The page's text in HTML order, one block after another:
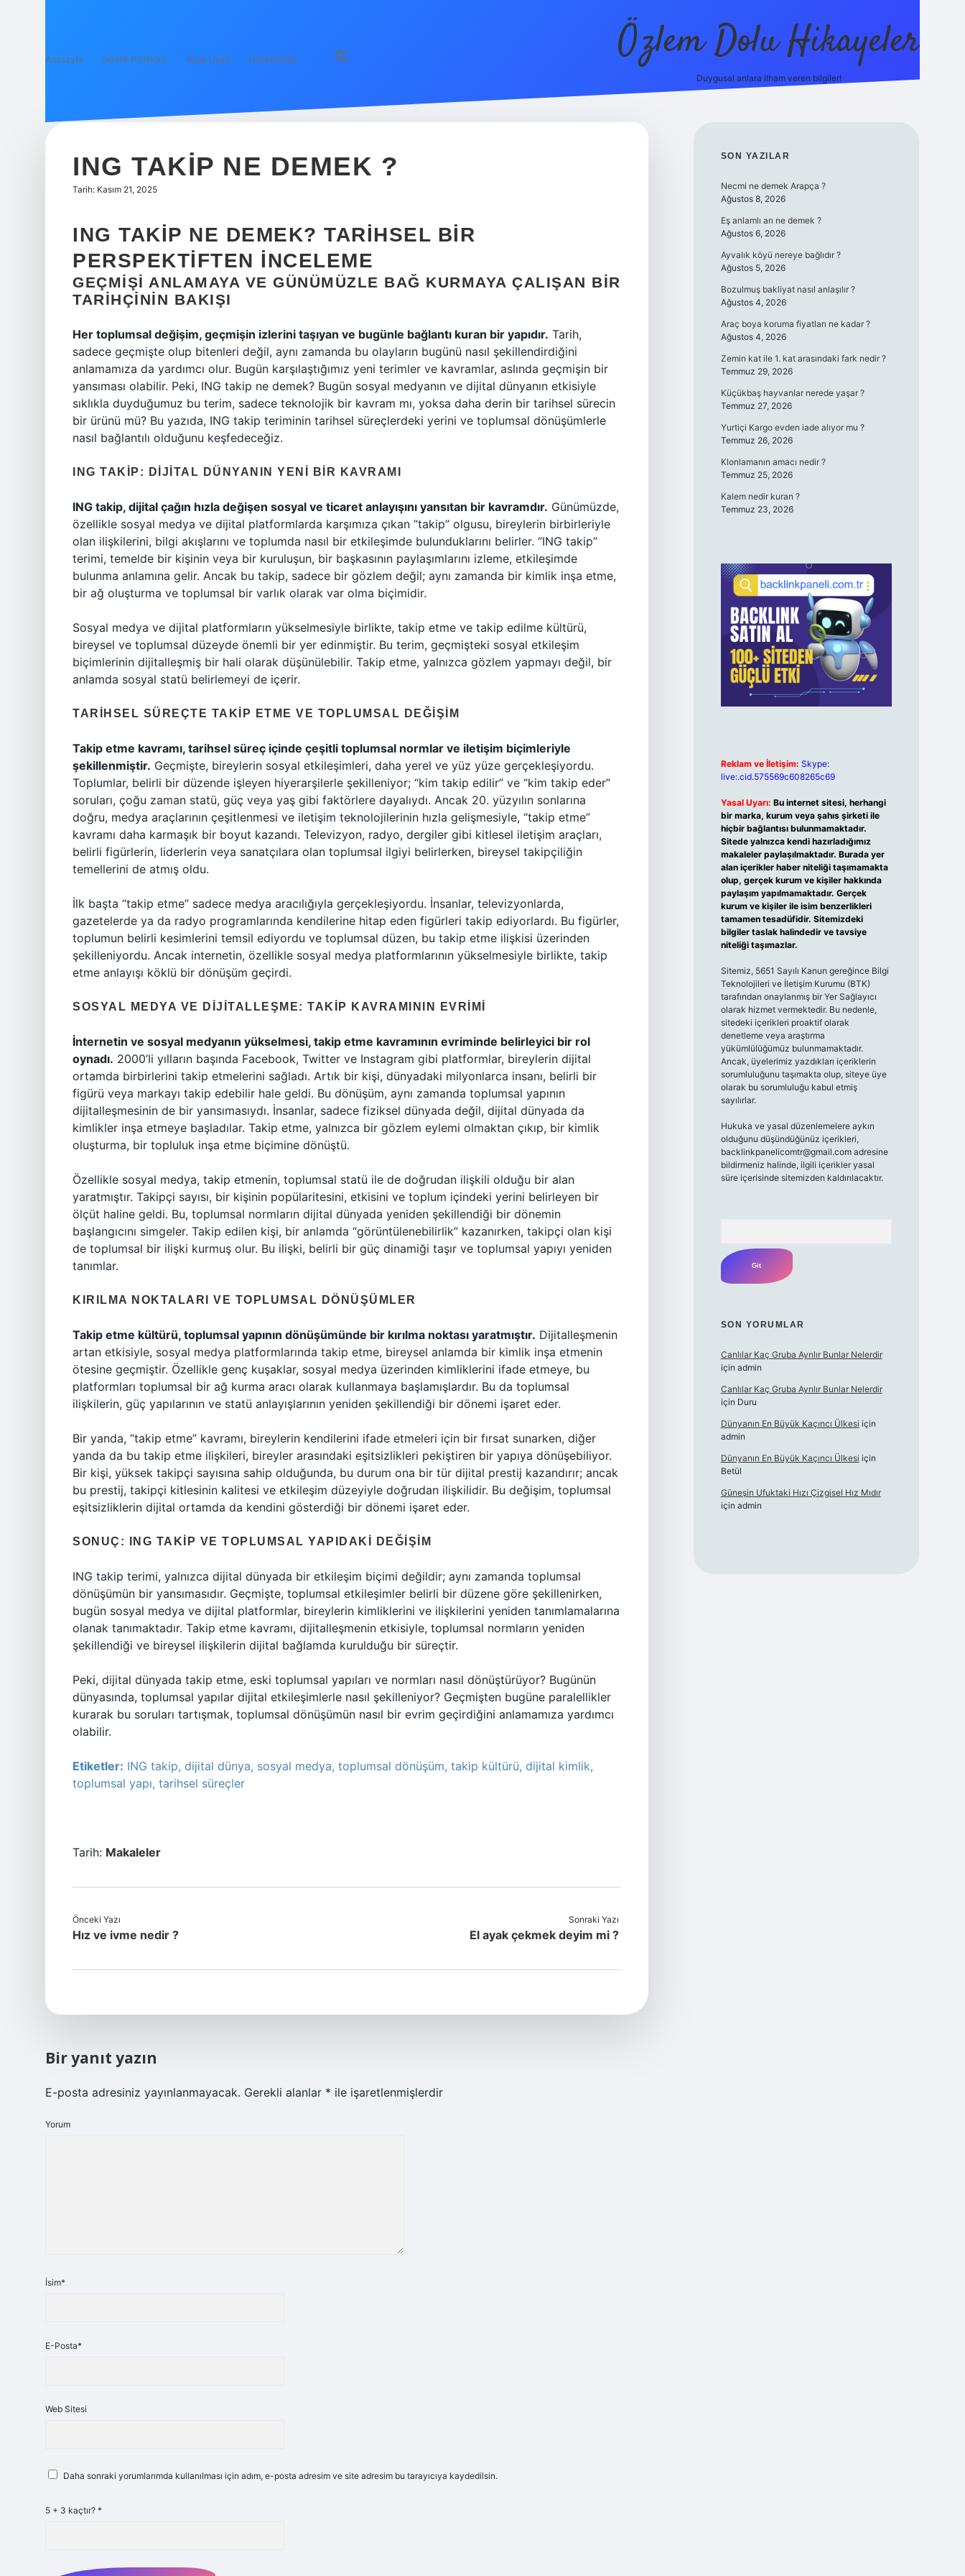
Anasayfa Gizlilik Politikası Yasal Uyarı Hakkımızda Özlem Dolu Hikayeler
Duygusal anlara ilham veren bilgiler!
ING TAKIP NE DEMEK ?
Tarih: Kasım 21, 2025
ING TAKIP NE DEMEK? TARIHSEL BIR
PERSPEKTIFTEN İNCELEME
GEÇMIŞI ANLAMAYA VE GÜNÜMÜZLE BAĞ KURMAYA ÇALIŞAN BIR
TARIHÇININ BAKIŞI
Her toplumsal değişim, geçmişin izlerini taşıyan ve bugünle bağlantı kuran bir yapıdır. Tarih,
sadece geçmişte olup bitenleri değil, aynı zamanda bu olayların bugünü nasıl şekillendirdiğini
anlamamıza da yardımcı olur. Bugün karşılaştığımız yeni terimler ve kavramlar, aslında geçmişin bir
yansıması olabilir. Peki, ING takip ne demek? Bugün sosyal medyanın ve dijital dünyanın etkisiyle
sıklıkla duyduğumuz bu terim, sadece teknolojik bir kavram mı, yoksa daha derin bir tarihsel sürecin
bir ürünü mü? Bu yazıda, ING takip teriminin tarihsel süreçlerdeki yerini ve toplumsal dönüşümlerle
nasıl bağlantılı olduğunu keşfedeceğiz.
ING TAKIP: DIJITAL DÜNYANIN YENI BIR KAVRAMI
ING takip, dijital çağın hızla değişen sosyal ve ticaret anlayışını yansıtan bir kavramdır. Günümüzde,
özellikle sosyal medya ve dijital platformlarda karşımıza çıkan “takip” olgusu, bireylerin birbirleriyle
olan ilişkilerini, bilgi akışlarını ve toplumda nasıl bir etkileşimde bulunduklarını belirler. “ING takip”
terimi, temelde bir kişinin veya bir kuruluşun, bir başkasının paylaşımlarını izleme, etkileşimde
bulunma anlamına gelir. Ancak bu takip, sadece bir gözlem değil; aynı zamanda bir kimlik inşa etme,
bir ağ oluşturma ve toplumsal bir varlık olarak var olma biçimidir.
Sosyal medya ve dijital platformların yükselmesiyle birlikte, takip etme ve takip edilme kültürü,
bireysel ve toplumsal düzeyde önemli bir yer edinmiştir. Bu terim, geçmişteki sosyal etkileşim
biçimlerinin dijitalleşmiş bir hali olarak düşünülebilir. Takip etme, yalnızca gözlem yapmayı değil, bir
anlamda sosyal statü belirlemeyi de içerir.
TARIHSEL SÜREÇTE TAKIP ETME VE TOPLUMSAL DEĞIŞIM
Takip etme kavramı, tarihsel süreç içinde çeşitli toplumsal normlar ve iletişim biçimleriyle
şekillenmiştir. Geçmişte, bireylerin sosyal etkileşimleri, daha yerel ve yüz yüze gerçekleşiyordu.
Toplumlar, belirli bir düzende işleyen hiyerarşilerle şekilleniyor; “kim takip edilir” ve “kim takip eder”
soruları, çoğu zaman statü, güç veya yaş gibi faktörlere dayalıydı. Ancak 20. yüzyılın sonlarına
doğru, medya araçlarının çeşitlenmesi ve iletişim teknolojilerinin hızla gelişmesiyle, “takip etme”
kavramı daha karmaşık bir boyut kazandı. Televizyon, radyo, dergiler gibi kitlesel iletişim araçları,
belirli figürlerin, liderlerin veya sanatçılara olan toplumsal ilgiyi belirlerken, bireysel takipçiliğin
temellerini de atmış oldu.
İlk başta “takip etme” sadece medya aracılığıyla gerçekleşiyordu. İnsanlar, televizyonlarda,
gazetelerde ya da radyo programlarında kendilerine hitap eden figürleri takip ediyorlardı. Bu figürler,
toplumun belirli kesimlerini temsil ediyordu ve toplumsal düzen, bu takip etme ilişkisi üzerinden
şekilleniyordu. Ancak internetin, özellikle sosyal medya platformlarının yükselmesiyle birlikte, takip
etme anlayışı köklü bir dönüşüm geçirdi.
SOSYAL MEDYA VE DIJITALLEŞME: TAKIP KAVRAMININ EVRIMI
İnternetin ve sosyal medyanın yükselmesi, takip etme kavramının evriminde belirleyici bir rol
oynadı. 2000’li yılların başında Facebook, Twitter ve Instagram gibi platformlar, bireylerin dijital
ortamda birbirlerini takip etmelerini sağladı. Artık bir kişi, dünyadaki milyonlarca insanı, belirli bir
figürü veya markayı takip edebilir hale geldi. Bu dönüşüm, aynı zamanda toplumsal yapının
dijitalleşmesinin de bir yansımasıydı. İnsanlar, sadece fiziksel dünyada değil, dijital dünyada da
kimlikler inşa etmeye başladılar. Takip etme, yalnızca bir gözlem eylemi olmaktan çıkıp, bir kimlik
oluşturma, bir topluluk inşa etme biçimine dönüştü.
Özellikle sosyal medya, takip etmenin, toplumsal statü ile de doğrudan ilişkili olduğu bir alan
yaratmıştır. Takipçi sayısı, bir kişinin popülaritesini, etkisini ve toplum içindeki yerini belirleyen bir
ölçüt haline geldi. Bu, toplumsal normların dijital dünyada yeniden şekillendiği bir dönemin
başlangıcını simgeler. Takip edilen kişi, bir anlamda “görüntülenebilirlik” kazanırken, takipçi olan kişi
de toplumsal bir ilişki kurmuş olur. Bu ilişki, belirli bir güç dinamiği taşır ve toplumsal yapıyı yeniden
tanımlar.
KIRILMA NOKTALARI VE TOPLUMSAL DÖNÜŞÜMLER
Takip etme kültürü, toplumsal yapının dönüşümünde bir kırılma noktası yaratmıştır. Dijitalleşmenin
artan etkisiyle, sosyal medya platformlarında takip etme, bireysel anlamda bir kimlik inşa etmenin
ötesine geçmiştir. Özellikle genç kuşaklar, sosyal medya üzerinden kimliklerini ifade etmeye, bu
platformları toplumsal bir ağ kurma aracı olarak kullanmaya başlamışlardır. Bu da toplumsal
ilişkilerin, güç yapılarının ve statü anlayışlarının yeniden şekillendiği bir dönemi işaret eder.
Bir yanda, “takip etme” kavramı, bireylerin kendilerini ifade etmeleri için bir fırsat sunarken, diğer
yanda da bu takip etme ilişkileri, bireyler arasındaki eşitsizlikleri pekiştiren bir yapıya dönüşebiliyor.
Bir kişi, yüksek takipçi sayısına sahip olduğunda, bu durum ona bir tür dijital prestij kazandırır; ancak
bu prestij, takipçi kitlesinin kalitesi ve etkileşim düzeyiyle doğrudan ilişkilidir. Bu değişim, toplumsal
eşitsizliklerin dijital ortamda da kendini gösterdiği bir dönemi işaret eder.
SONUÇ: ING TAKIP VE TOPLUMSAL YAPIDAKI DEĞIŞIM
ING takip terimi, yalnızca dijital dünyada bir etkileşim biçimi değildir; aynı zamanda toplumsal
dönüşümün bir yansımasıdır. Geçmişte, toplumsal etkileşimler belirli bir düzene göre şekillenirken,
bugün sosyal medya ve dijital platformlar, bireylerin kimliklerini ve ilişkilerini yeniden tanımlamalarına
olanak tanımaktadır. Takip etme kavramı, dijitalleşmenin etkisiyle, toplumsal normların yeniden
şekillendiği ve bireysel ilişkilerin dijital bağlamda kurulduğu bir süreçtir.
Peki, dijital dünyada takip etme, eski toplumsal yapıları ve normları nasıl dönüştürüyor? Bugünün
dünyasında, toplumsal yapılar dijital etkileşimlerle nasıl şekilleniyor? Geçmişten bugüne paralellikler
kurarak bu soruları tartışmak, toplumsal dönüşümün nasıl bir evrim geçirdiğini anlamamıza yardımcı
olabilir.
Etiketler: ING takip, dijital dünya, sosyal medya, toplumsal dönüşüm, takip kültürü, dijital kimlik,
toplumsal yapı, tarihsel süreçler
Tarih: Makaleler
Önceki Yazı
Hız ve ivme nedir ?
Sonraki Yazı
El ayak çekmek deyim mi ?
Bir yanıt yazın
E-posta adresiniz yayınlanmayacak. Gerekli alanlar * ile işaretlenmişlerdir
Yorum
İsim*
E-Posta*
Web Sitesi
Daha sonraki yorumlarımda kullanılması için adım, e-posta adresim ve site adresim bu tarayıcıya kaydedilsin.
5 + 3 kaçtır? *
SIDEBAR
SON YAZILAR
Necmi ne demek Arapça ?
Ağustos 8, 2026
Eş anlamlı arı ne demek ?
Ağustos 6, 2026
Ayvalık köyü nereye bağlıdır ?
Ağustos 5, 2026
Bozulmuş bakliyat nasıl anlaşılır ?
Ağustos 4, 2026
Araç boya koruma fiyatları ne kadar ?
Ağustos 4, 2026
Zemin kat ile 1. kat arasındaki fark nedir ?
Temmuz 29, 2026
Küçükbaş hayvanlar nerede yaşar ?
Temmuz 27, 2026
Yurtiçi Kargo evden iade alıyor mu ?
Temmuz 26, 2026
Klonlamanın amacı nedir ?
Temmuz 25, 2026
Kalem nedir kuran ?
Temmuz 23, 2026
Reklam ve İletişim: Skype:
live:.cid.575569c608265c69
Yasal Uyarı: Bu internet sitesi, herhangi
bir marka, kurum veya şahıs şirketi ile
hiçbir bağlantısı bulunmamaktadır.
Sitede yalnızca kendi hazırladığımız
makaleler paylaşılmaktadır. Burada yer
alan içerikler haber niteliği taşımamakta
olup, gerçek kurum ve kişiler hakkında
paylaşım yapılmamaktadır. Gerçek
kurum ve kişiler ile isim benzerlikleri
tamamen tesadüfidir. Sitemizdeki
bilgiler taslak halindedir ve tavsiye
niteliği taşımazlar.
Sitemiz, 5651 Sayılı Kanun gereğince Bilgi
Teknolojileri ve İletişim Kurumu (BTK)
tarafından onaylanmış bir Yer Sağlayıcı
olarak hizmet vermektedir. Bu nedenle,
sitedeki içerikleri proaktif olarak
denetleme veya araştırma
yükümlülüğümüz bulunmamaktadır.
Ancak, üyelerimiz yazdıkları içeriklerin
sorumluluğunu taşımakta olup, siteye üye
olarak bu sorumluluğu kabul etmiş
sayılırlar.
Hukuka ve yasal düzenlemelere aykırı
olduğunu düşündüğünüz içerikleri,
backlinkpanelicomtr@gmail.comadresine
bildirmeniz halinde, ilgili içerikler yasal
süre içerisinde sitemizden kaldırılacaktır.
SON YORUMLAR
Canlılar Kaç Gruba Ayrılır Bunlar Nelerdir
için admin
Canlılar Kaç Gruba Ayrılır Bunlar Nelerdir
için Duru
Dünyanın En Büyük Kaçıncı Ülkesi için
admin
Dünyanın En Büyük Kaçıncı Ülkesi için
Betül
Güneşin Ufuktaki Hızı Çizgisel Hız Mıdır
için admin